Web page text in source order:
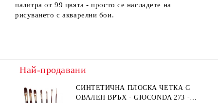
палитра от 99 цвята - просто се насладете на
рисуването с акварелни бои.
Най-продавани
СИНТЕТИЧНА ПЛОСКА ЧЕТКА С
ОВАЛЕН ВРЪХ - GIOCONDA 273 -